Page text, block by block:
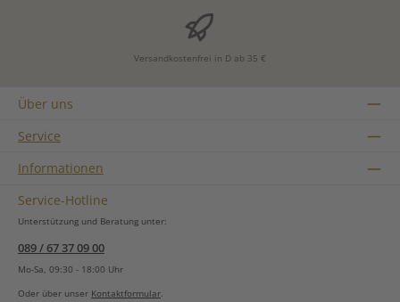
Versandkostenfrei in D ab 35 €
Über uns
Service
Informationen
Service-Hotline
Unterstützung und Beratung unter:
089 / 67 37 09 00
Mo-Sa, 09:30 - 18:00 Uhr
Oder über unser Kontaktformular.